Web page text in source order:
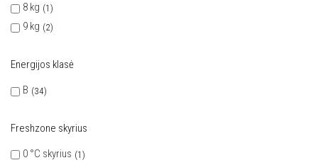
8 kg 1
9 kg 2
Energijos klasė
B
34
Freshzone skyrius
0 °C skyrius
1